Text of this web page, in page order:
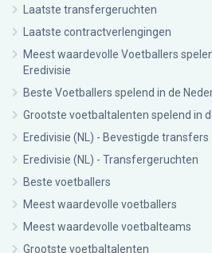
Laatste transfergeruchten
Laatste contractverlengingen
Meest waardevolle Voetballers
Eredivisie
Beste Voetballers spelend in de
Grootste voetbaltalenten spelend in
Eredivisie (NL) - Bevestigde transfers
Eredivisie (NL) - Transfergeruchten
Beste voetballers
Meest waardevolle voetballers
Meest waardevolle voetbalteams
Grootste voetbaltalenten